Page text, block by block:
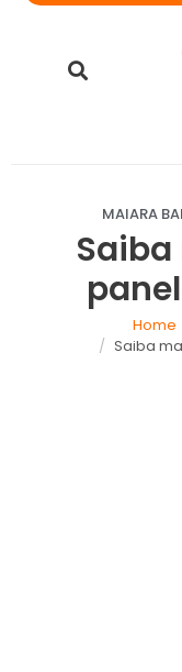
MAIARA
Home
Saiba